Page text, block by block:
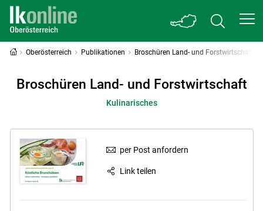
Oberösterreich Publikationen Broschüren Land- und Forstwirtschaft
Broschüren Land- und Forstwirtschaft
Kulinarisches
per Post anfordern
Link teilen